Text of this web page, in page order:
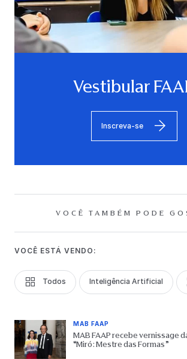
Vestibular
Inscreva-se
VOCÊ TAMBÉM PODE
VOCÊ ESTÁ VENDO:
Todos Inteligência Artificial
MAB FAAP
MAB FAAP recebe vernissage
“Miró: Mestre das Formas”